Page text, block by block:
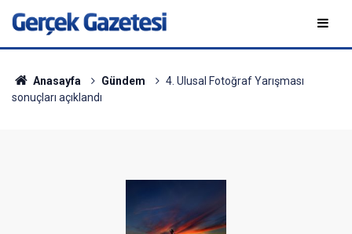
Anasayfa Gündem
4. Ulusal Fotoğraf Yarışması
sonuçları açıklandı